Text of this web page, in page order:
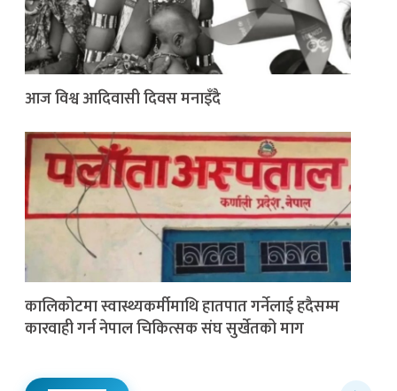
आज विश्व आदिवासी दिवस मनाइँदै
कालिकोटमा स्वास्थ्यकर्मीमाथि हातपात गर्नेलाई हदैसम्म
कारवाही गर्न नेपाल चिकित्सक संघ सुर्खेतको माग